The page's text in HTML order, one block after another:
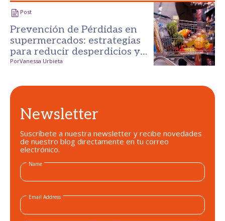
Post
Prevención de Pérdidas en
supermercados: estrategias
para reducir desperdicios y
aumentar ganancias
PorVanessa Urbieta
Newsletter
Suscríbete a nuestra newsletter y recibe novedades
de nuestro blog directamente en tu correo
electrónico.
Name
Email Address